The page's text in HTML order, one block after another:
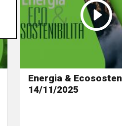
Energia &
14/11/2025